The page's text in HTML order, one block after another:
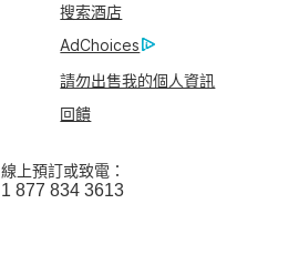
搜索酒店
AdChoices
請勿出售我的個人資訊
回饋
線上預訂或致電：
1 877 834 3613